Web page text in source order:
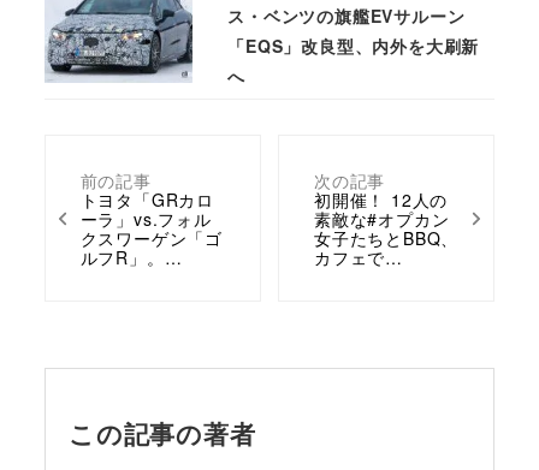
前の記事
トヨタ「GRカロ
ーラ」vs.フォル
クスワーゲン「ゴ
ルフR」。…
次の記事
初開催！ 12人の
素敵な#オプカン
女子たちとBBQ、
カフェで…
ス・ベンツの旗艦EVサルーン
「EQS」改良型、内外を大刷新
へ
この記事の著者